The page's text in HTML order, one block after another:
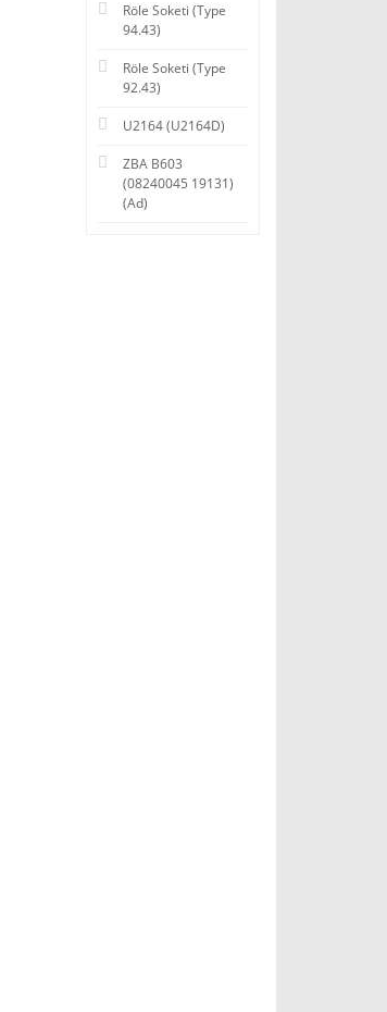
Röle Soketi (Type
94.43)
Röle Soketi (Type
92.43)
U2164 (U2164D)
ZBA B603
(08240045 19131)
(Ad)